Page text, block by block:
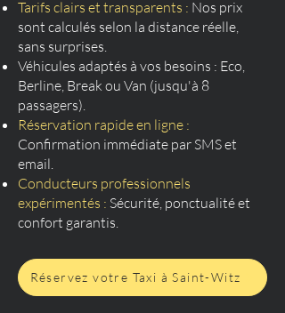
Tarifs clairs et transparents : Nos prix
sont calculés selon la distance réelle,
sans surprises.
Véhicules adaptés à vos besoins : Eco,
Berline, Break ou Van (jusqu'à 8
passagers).
Réservation rapide en ligne :
Confirmation immédiate par SMS et
email.
Conducteurs professionnels
expérimentés : Sécurité, ponctualité et
confort garantis.
Réservez votre Taxi à Saint-Witz